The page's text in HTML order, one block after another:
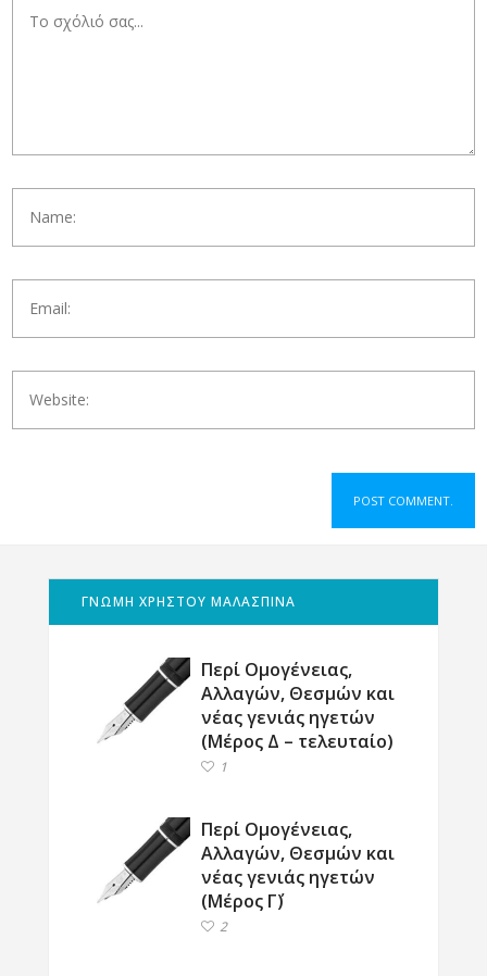
ΓΝΩΜΗ ΧΡΗΣΤΟΥ ΜΑΛΑΣΠΙΝΑ
Περί Ομογένειας,
Αλλαγών, Θεσμών και
νέας γενιάς ηγετών
(Μέρος Δ – τελευταίο)
1
Περί Ομογένειας,
Αλλαγών, Θεσμών και
νέας γενιάς ηγετών
(Μέρος Γ΄)
2